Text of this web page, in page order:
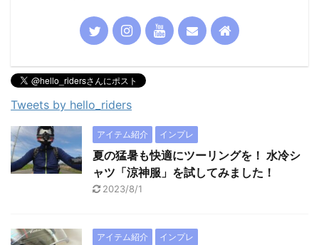
Tweets by hello_riders
アイテム紹介 インプレ
夏の猛暑も快適にツーリングを！ 水冷シ
ャツ「涼神服」を試してみました！
2023/8/1
アイテム紹介 インプレ